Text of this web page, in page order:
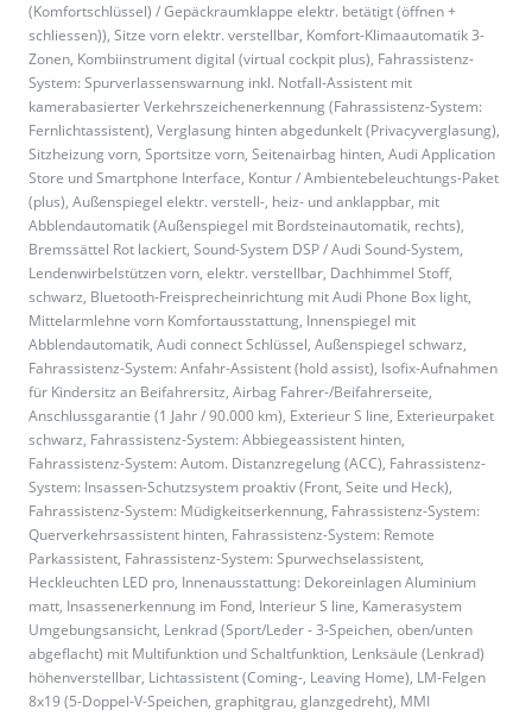
(Komfortschlüssel) / Gepäckraumklappe elektr. betätigt (öffnen +
schliessen)), Sitze vorn elektr. verstellbar, Komfort-Klimaautomatik 3-
Zonen, Kombiinstrument digital (virtual cockpit plus), Fahrassistenz-
System: Spurverlassenswarnung inkl. Notfall-Assistent mit
kamerabasierter Verkehrszeichenerkennung (Fahrassistenz-System:
Fernlichtassistent), Verglasung hinten abgedunkelt (Privacyverglasung),
Sitzheizung vorn, Sportsitze vorn, Seitenairbag hinten, Audi Application
Store und Smartphone Interface, Kontur / Ambientebeleuchtungs-Paket
(plus), Außenspiegel elektr. verstell-, heiz- und anklappbar, mit
Abblendautomatik (Außenspiegel mit Bordsteinautomatik, rechts),
Bremssättel Rot lackiert, Sound-System DSP / Audi Sound-System,
Lendenwirbelstützen vorn, elektr. verstellbar, Dachhimmel Stoff,
schwarz, Bluetooth-Freisprecheinrichtung mit Audi Phone Box light,
Mittelarmlehne vorn Komfortausstattung, Innenspiegel mit
Abblendautomatik, Audi connect Schlüssel, Außenspiegel schwarz,
Fahrassistenz-System: Anfahr-Assistent (hold assist), Isofix-Aufnahmen
für Kindersitz an Beifahrersitz, Airbag Fahrer-/Beifahrerseite,
Anschlussgarantie (1 Jahr / 90.000 km), Exterieur S line, Exterieurpaket
schwarz, Fahrassistenz-System: Abbiegeassistent hinten,
Fahrassistenz-System: Autom. Distanzregelung (ACC), Fahrassistenz-
System: Insassen-Schutzsystem proaktiv (Front, Seite und Heck),
Fahrassistenz-System: Müdigkeitserkennung, Fahrassistenz-System:
Querverkehrsassistent hinten, Fahrassistenz-System: Remote
Parkassistent, Fahrassistenz-System: Spurwechselassistent,
Heckleuchten LED pro, Innenausstattung: Dekoreinlagen Aluminium
matt, Insassenerkennung im Fond, Interieur S line, Kamerasystem
Umgebungsansicht, Lenkrad (Sport/Leder - 3-Speichen, oben/unten
abgeflacht) mit Multifunktion und Schaltfunktion, Lenksäule (Lenkrad)
höhenverstellbar, Lichtassistent (Coming-, Leaving Home), LM-Felgen
8x19 (5-Doppel-V-Speichen, graphitgrau, glanzgedreht), MMI